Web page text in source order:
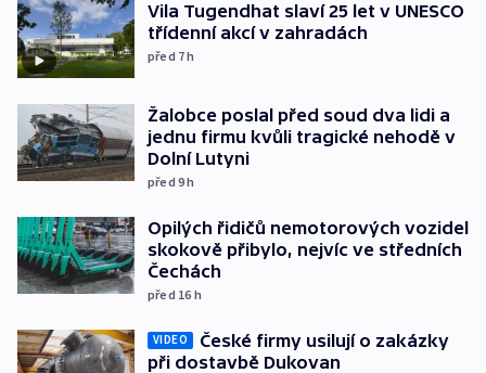
Vila Tugendhat slaví 25 let v UNESCO
třídenní akcí v zahradách
před 7h
Žalobce poslal před soud dva lidi a
jednu firmu kvůli tragické nehodě v
Dolní Lutyni
před 9h
Opilých řidičů nemotorových vozidel
skokově přibylo, nejvíc ve středních
Čechách
před 16 h
VIDEO
České firmy usilují o zakázky
při dostavbě Dukovan